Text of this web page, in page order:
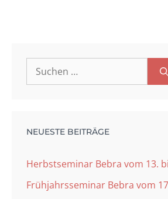
Suchen
nach:
NEUESTE BEITRÄGE
Herbstseminar Bebra vom 13.
Frühjahrsseminar Bebra vom